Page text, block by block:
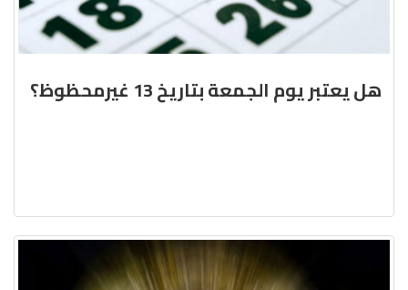
هل يعتبر يوم الجمعة بتاريخ 13 غيرمحظوظ؟